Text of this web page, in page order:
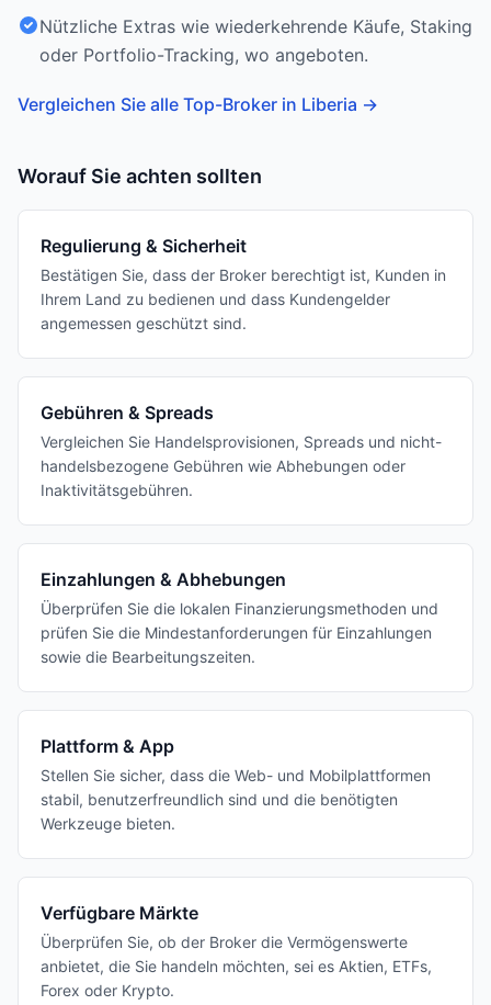
Nützliche Extras wie wiederkehrende Käufe, Staking
oder Portfolio-Tracking, wo angeboten.
Vergleichen Sie alle Top-Broker in Liberia →
Worauf Sie achten sollten
Regulierung & Sicherheit
Bestätigen Sie, dass der Broker berechtigt ist, Kunden in
Ihrem Land zu bedienen und dass Kundengelder
angemessen geschützt sind.
Gebühren & Spreads
Vergleichen Sie Handelsprovisionen, Spreads und nicht-
handelsbezogene Gebühren wie Abhebungen oder
Inaktivitätsgebühren.
Einzahlungen & Abhebungen
Überprüfen Sie die lokalen Finanzierungsmethoden und
prüfen Sie die Mindestanforderungen für Einzahlungen
sowie die Bearbeitungszeiten.
Plattform & App
Stellen Sie sicher, dass die Web- und Mobilplattformen
stabil, benutzerfreundlich sind und die benötigten
Werkzeuge bieten.
Verfügbare Märkte
Überprüfen Sie, ob der Broker die Vermögenswerte
anbietet, die Sie handeln möchten, sei es Aktien, ETFs,
Forex oder Krypto.